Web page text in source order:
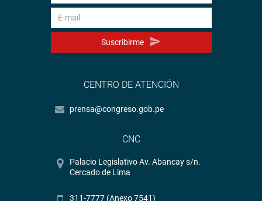
Suscribirme
CENTRO DE ATENCIÓN
prensa@congreso.gob.pe
CNC
Palacio Legislativo Av. Abancay s/n.
Cercado de Lima
311-7777 (Anexo 7541)